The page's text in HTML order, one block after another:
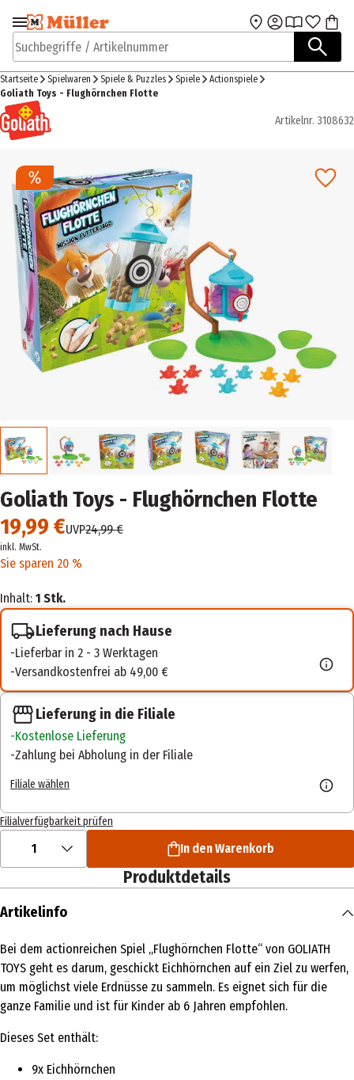
Zur Navigation
springen
Zum Hauptinhalt
Suchbegriffe / Artikelnummer
Startseite Spielwaren Spiele & Puzzles Spiele
Actionspiele
Goliath Toys - Flughörnchen Flotte
Artikelnr. 3108632
Goliath Toys - Flughörnchen Flotte
19,99 €UVP24,99 €
inkl. MwSt.
Sie sparen 20 %
Inhalt: 1 Stk.
Lieferung nach Hause
Lieferbar in 2 - 3 Werktagen
Versandkostenfrei ab 49,00 €
Lieferung in die Filiale
Kostenlose Lieferung
Zahlung bei Abholung in der Filiale
Filiale wählen
Filialverfügbarkeit prüfen
1 In den Warenkorb
Produktdetails
Artikelinfo
Bei dem actionreichen Spiel „Flughörnchen Flotte“ von GOLIATH
TOYS geht es darum, geschickt Eichhörnchen auf ein Ziel zu werfen,
um möglichst viele Erdnüsse zu sammeln. Es eignet sich für die
ganze Familie und ist für Kinder ab 6 Jahren empfohlen.
Dieses Set enthält:
9x Eichhörnchen